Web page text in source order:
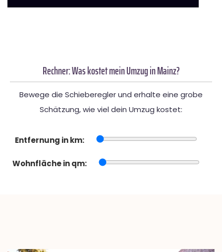
Rechner: Was kostet mein Umzug in Mainz?
Bewege die Schieberegler und erhalte eine grobe
Schätzung, wie viel dein Umzug kostet:
Entfernung in km:
Wohnfläche in qm: